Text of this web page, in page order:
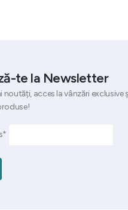
te la Newsletter
noutăți, acces la vânzări